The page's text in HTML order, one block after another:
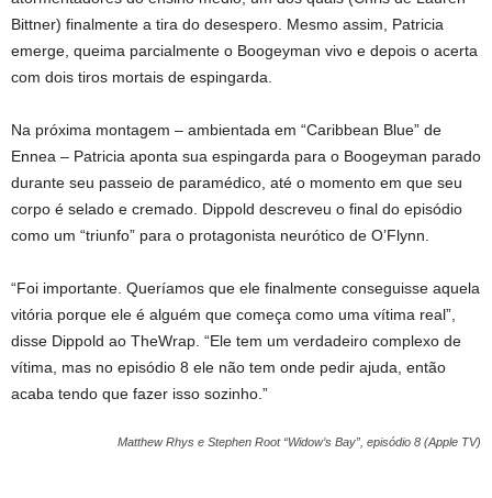
Bittner) finalmente a tira do desespero. Mesmo assim, Patricia
emerge, queima parcialmente o Boogeyman vivo e depois o acerta
com dois tiros mortais de espingarda.
Na próxima montagem – ambientada em “Caribbean Blue” de
Ennea – Patricia aponta sua espingarda para o Boogeyman parado
durante seu passeio de paramédico, até o momento em que seu
corpo é selado e cremado. Dippold descreveu o final do episódio
como um “triunfo” para o protagonista neurótico de O’Flynn.
“Foi importante. Queríamos que ele finalmente conseguisse aquela
vitória porque ele é alguém que começa como uma vítima real”,
disse Dippold ao TheWrap. “Ele tem um verdadeiro complexo de
vítima, mas no episódio 8 ele não tem onde pedir ajuda, então
acaba tendo que fazer isso sozinho.”
Matthew Rhys e Stephen Root “Widow’s Bay”, episódio 8 (Apple TV)